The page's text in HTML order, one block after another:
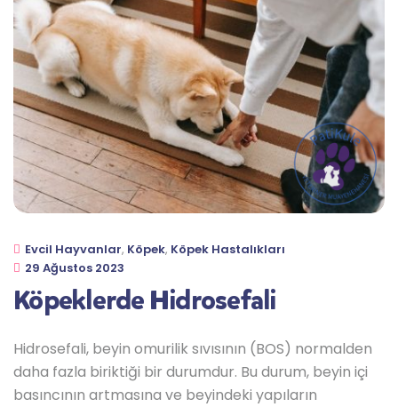
Köpeklerde Hidrosefali
Evcil Hayvanlar, Köpek, Köpek Hastalıkları
29 Ağustos 2023
Hidrosefali, beyin omurilik sıvısının (BOS) normalden
daha fazla biriktiği bir durumdur. Bu durum, beyin içi
basıncının artmasına ve beyindeki yapıların